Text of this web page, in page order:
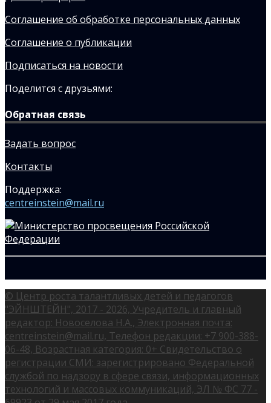
Соглашение об обработке персональных данных
Соглашение о публикации
Подписаться на новости
Поделится с друзьями:
Обратная связь
Задать вопрос
Контакты
Поддержка:
centreinstein@mail.ru
© Центр роста талантливых детей и педагогов
"ЭЙНШТЕЙН", 2017 - 2026, Учредитель и главный
редактор: Новоселова Н.А., Электронная почта:
centreinstein@mail.ru, Телефон редакции: +7 900-388-
06-48, Возрастная категория: 0+ Свидетельство о
регистрации СМИ: зарегистрировано Федеральной
службой по надзору в сфере связи, информационных
технологий и массовых коммуникаций, ЭЛ № ФС 77 -